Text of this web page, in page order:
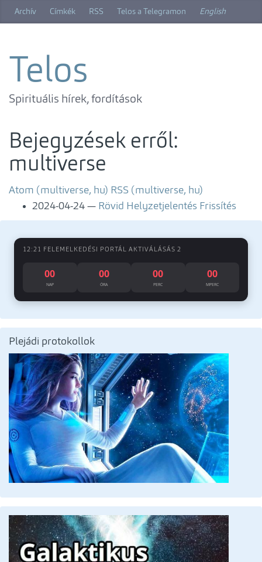
Archív Címkék RSS Telos a Telegramon English
Telos
Spirituális hírek, fordítások
Bejegyzések erről:
multiverse
Atom (multiverse, hu) RSS (multiverse, hu)
2024-04-24
Rövid Helyzetjelentés Frissítés
12:21 FELEMELKEDÉSI PORTÁL AKTIVÁLÁSÁS 2
00
NAP
00
ÓRA
00
PERC
00
MPERC
Plejádi protokollok